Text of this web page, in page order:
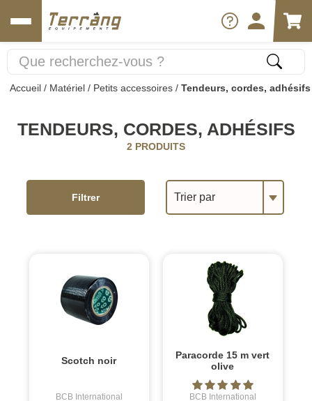
Accueil / Matériel / Petits accessoires / Tendeurs, cordes, adhésifs
TENDEURS, CORDES, ADHÉSIFS
2 PRODUITS
Trier par
Filtrer
Scotch noir
BCB International
Paracorde 15 m vert
olive
BCB International